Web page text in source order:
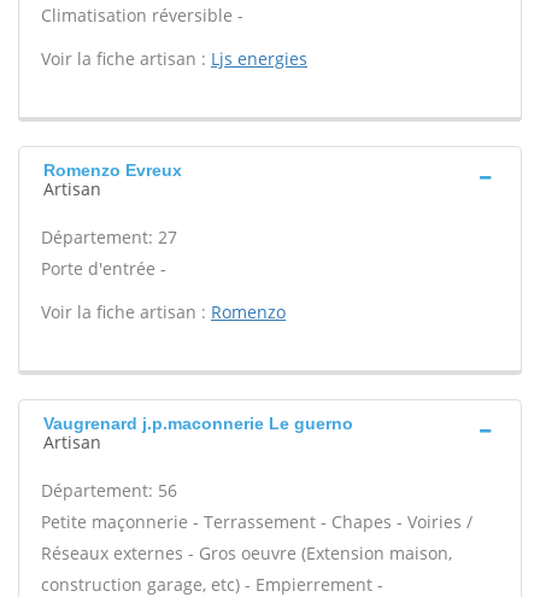
Climatisation réversible -
Voir la fiche artisan : Ljs energies
Romenzo Evreux
Artisan
Département: 27
Porte d'entrée -
Voir la fiche artisan : Romenzo
Vaugrenard j.p.maconnerie Le guerno
Artisan
Département: 56
Petite maçonnerie - Terrassement - Chapes - Voiries /
Réseaux externes - Gros oeuvre (Extension maison,
construction garage, etc) - Empierrement -